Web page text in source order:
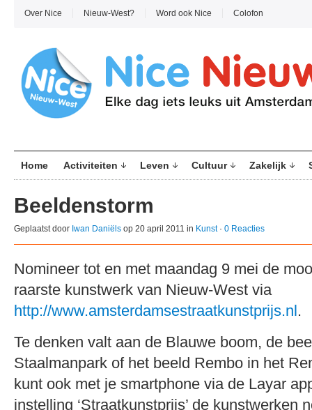
Over Nice Nieuw-West? Word ook Nice Colofon
Home Activiteiten Leven Cultuur Zakelijk
Beeldenstorm
Geplaatst door Iwan Daniëls op 20 april 2011 in Kunst· 0 Reacties
Nomineer tot en met maandag 9 mei de
raarste kunstwerk van Nieuw-West via
http://www.amsterdamsestraatkunstprijs.nl.
Te denken valt aan de Blauwe boom, de
Staalmanpark of het beeld Rembo in het
kunt ook met je smartphone via de Layar
instelling ‘Straatkunstprijs’ de kunstwerken